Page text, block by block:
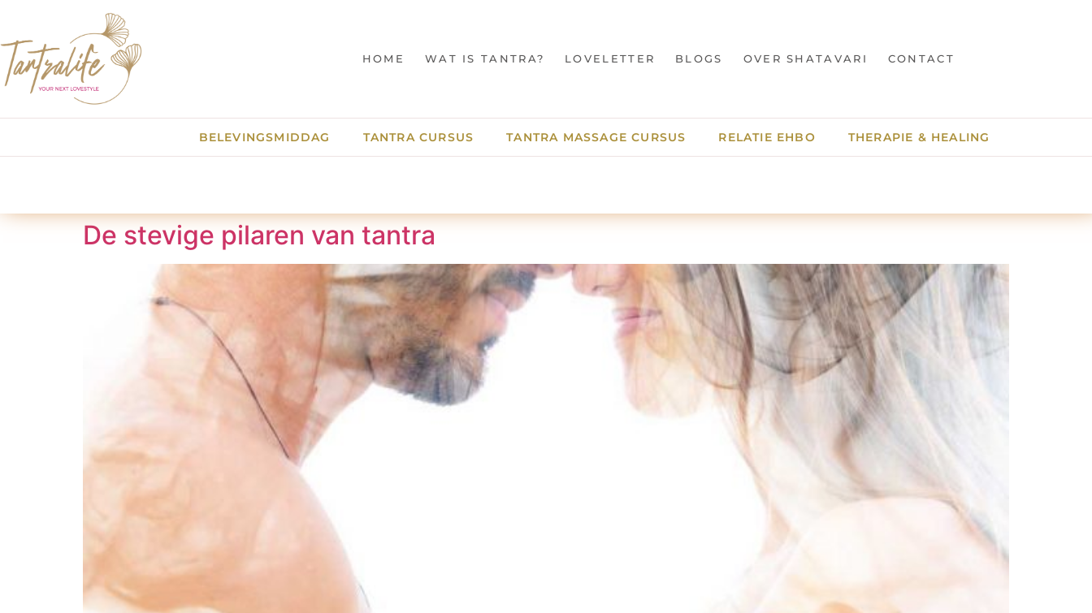
HOME WAT IS TANTRA? LOVELETTER BLOGS OVER SHATAVARI CONTACT
BELEVINGSMIDDAG TANTRA CURSUS TANTRA MASSAGE CURSUS RELATIE EHBO THERAPIE & HEALING
De stevige pilaren van tantra